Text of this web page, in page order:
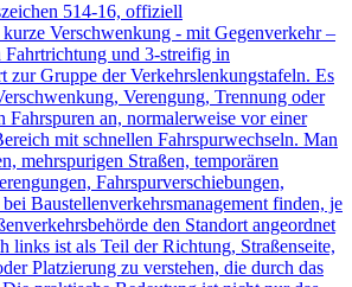
514-16, offiziell
Verschwenkung - mit Gegenverkehr –
und 3-streifig in
zur Gruppe der Verkehrslenkungstafeln. Es
Verengung, Trennung oder
Fahrspuren an, normalerweise vor einer
mit schnellen Fahrspurwechseln. Man
mehrspurigen Straßen, temporären
Fahrspurverschiebungen,
Baustellenverkehrsmanagement finden, je
den Standort angeordnet
links ist als Teil der Richtung, Straßenseite,
Platzierung zu verstehen, die durch das